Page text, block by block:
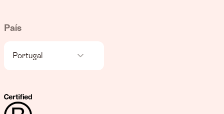
País
Portugal